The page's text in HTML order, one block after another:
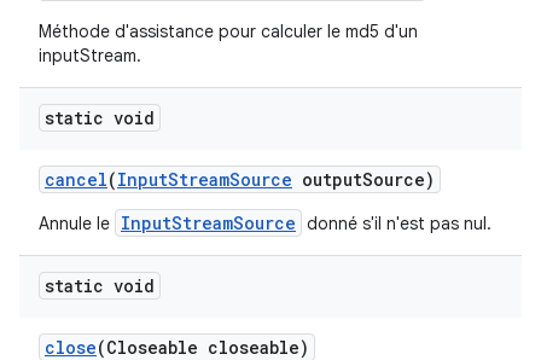
Méthode d'assistance pour calculer le md5 d'un
inputStream.
static void
cancel(InputStreamSource outputSource)
Annule le InputStreamSource donné s'il n'est pas nul.
static void
close(Closeable closeable)